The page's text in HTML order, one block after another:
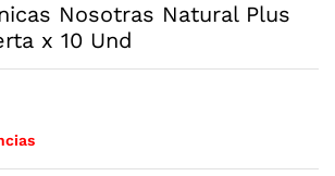
Nosotras Natural Plus
x 10 Und